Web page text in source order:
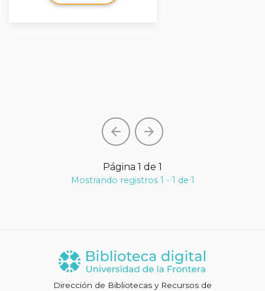
arrow_back arrow_forward
Página 1 de 1
Mostrando registros 1 - 1 de 1
Dirección de Bibliotecas y Recursos de